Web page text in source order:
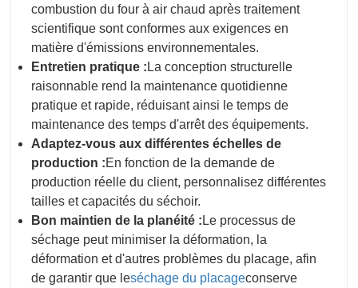
combustion du four à air chaud après traitement
scientifique sont conformes aux exigences en
matière d'émissions environnementales.
Entretien pratique : La conception structurelle
raisonnable rend la maintenance quotidienne
pratique et rapide, réduisant ainsi le temps de
maintenance des temps d'arrêt des équipements.
Adaptez-vous aux différentes échelles de
production :En fonction de la demande de
production réelle du client, personnalisez différentes
tailles et capacités du séchoir.
Bon maintien de la planéité : Le processus de
séchage peut minimiser la déformation, la
déformation et d'autres problèmes du placage, afin
de garantir que leséchage du placageconserve